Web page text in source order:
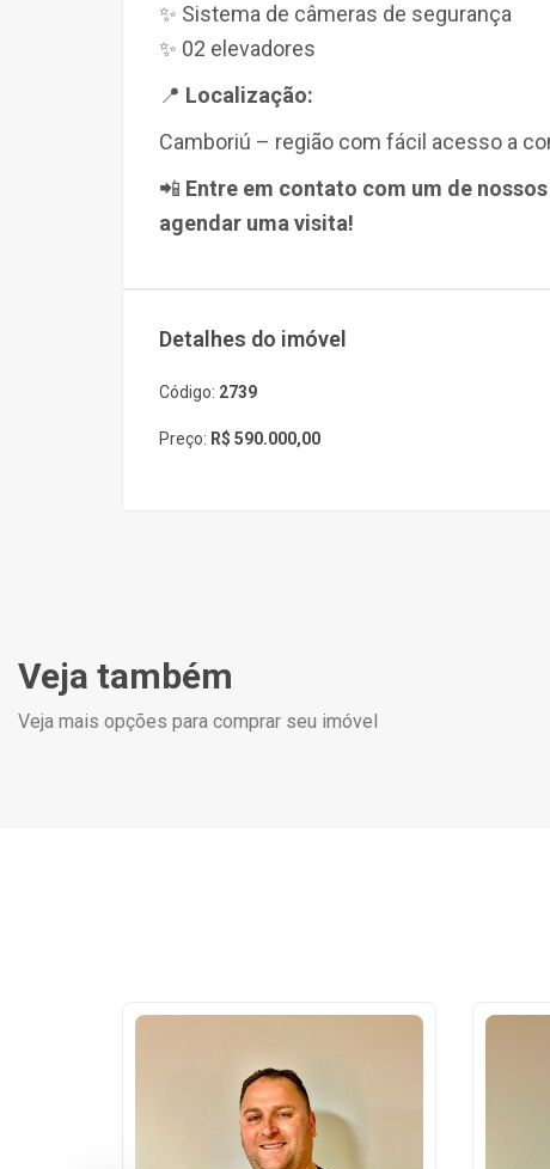
✨ Sistema de câmeras de segurança
✨ 02 elevadores
📍 Localização:
Camboriú – região com fácil acesso a
📲 Entre em contato com um de
agendar uma visita!
Detalhes do imóvel
Código: 2739
Preço: R$ 590.000,00
Veja também
Veja mais opções para comprar seu imóvel